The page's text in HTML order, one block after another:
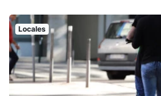
Locales